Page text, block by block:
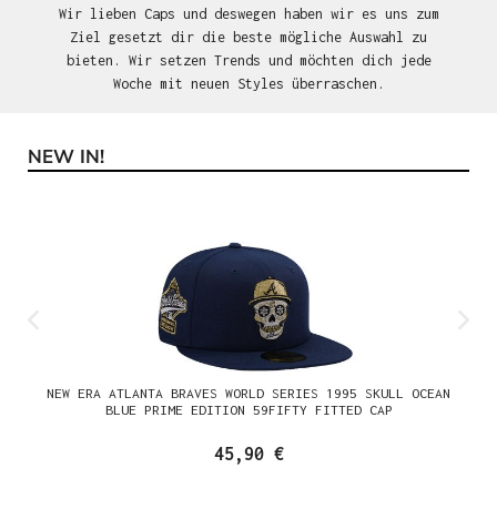
Wir lieben Caps und deswegen haben wir es uns zum
Ziel gesetzt dir die beste mögliche Auswahl zu
bieten. Wir setzen Trends und möchten dich jede
Woche mit neuen Styles überraschen.
Produktgalerie überspringen
NEW IN!
NEW ERA ATLANTA BRAVES WORLD SERIES 1995 SKULL OCEAN
BLUE PRIME EDITION 59FIFTY FITTED CAP
45,90 €